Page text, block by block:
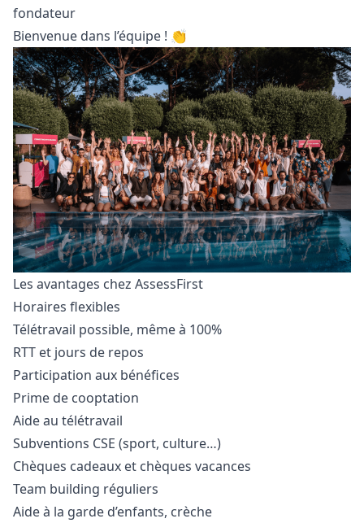
fondateur
Bienvenue dans l’équipe ! 👏
Les avantages chez AssessFirst
Horaires flexibles
Télétravail possible, même à 100%
RTT et jours de repos
Participation aux bénéfices
Prime de cooptation
Aide au télétravail
Subventions CSE (sport, culture…)
Chèques cadeaux et chèques vacances
Team building réguliers
Aide à la garde d’enfants, crèche